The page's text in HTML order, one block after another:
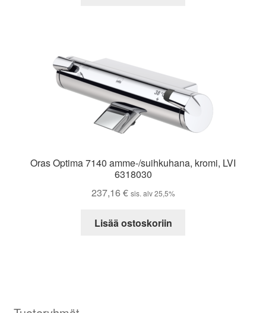
Oras Optima 7140 amme-/suihkuhana, kromi, LVI
6318030
237,16 € sis. alv 25,5%
Lisää ostoskoriin